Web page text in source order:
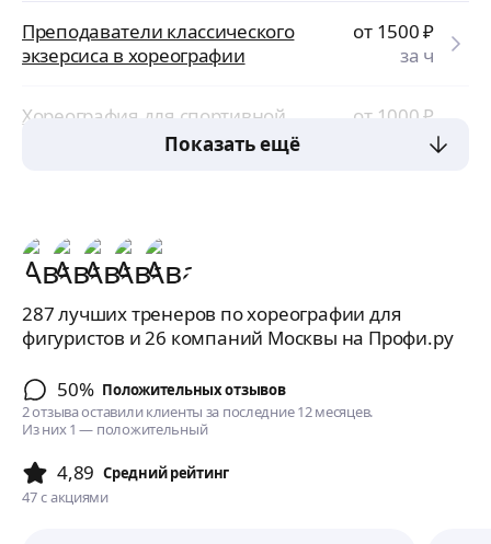
Преподаватели классического
экзерсиса в хореографии
от 1500₽
за ч
Хореография для спортивной
от 1000₽
за ч
Показать ещё
287 лучших тренеров по хореографии для
фигуристов и 26 компаний Москвы на Профи.ру
50% Положительных отзывов
2 отзыва оставили клиенты за последние 12 месяцев.
Из них 1 — положительный
4,89 Cредний рейтинг
47 с акциями